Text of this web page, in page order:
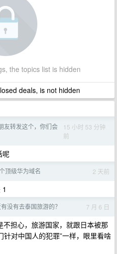
the topics list is hidden
deals, is not hidden
友转发这个，你们会
15 小时 53 分钟
前
呢
顶级华为域名 2 天前
没有去泰国旅游的？ 7 月 6 日
担心，旅游国家，就跟日本被那
针对中国人的犯罪”一样，眼里看啥